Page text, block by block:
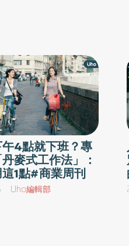
4點就下班？專
麥式工作法」：
1點#商業周刊
Uho編輯部